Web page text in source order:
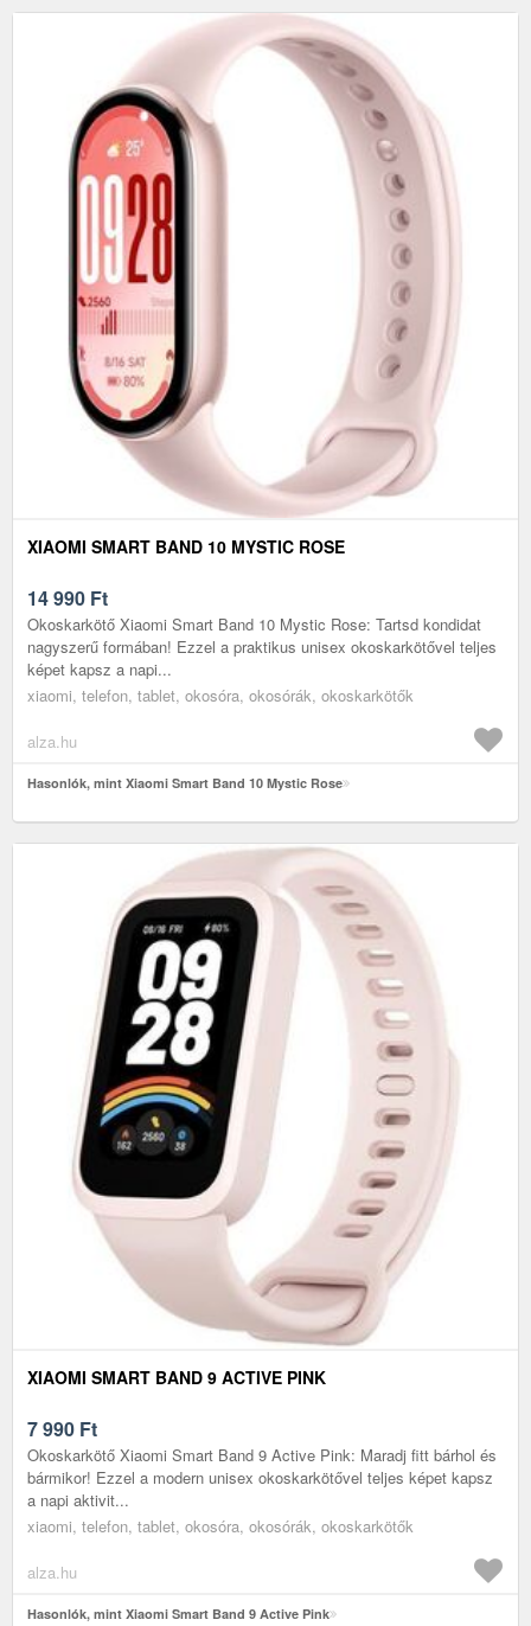
XIAOMI SMART BAND 10 MYSTIC ROSE
14 990 Ft
Okoskarkötő Xiaomi Smart Band 10 Mystic Rose: Tartsd kondidat
nagyszerű formában! Ezzel a praktikus unisex okoskarkötővel teljes
képet kapsz a napi...
xiaomi, telefon, tablet, okosóra, okosórák, okoskarkötők
alza.hu
Hasonlók, mint Xiaomi Smart Band 10 Mystic Rose
XIAOMI SMART BAND 9 ACTIVE PINK
7 990 Ft
Okoskarkötő Xiaomi Smart Band 9 Active Pink: Maradj fitt bárhol és
bármikor! Ezzel a modern unisex okoskarkötővel teljes képet kapsz
a napi aktivit...
xiaomi, telefon, tablet, okosóra, okosórák, okoskarkötők
alza.hu
Hasonlók, mint Xiaomi Smart Band 9 Active Pink